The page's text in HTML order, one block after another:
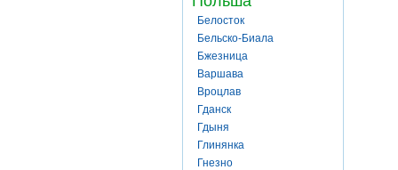
Белосток
Бельско-Биала
Бжезница
Варшава
Вроцлав
Гданск
Гдыня
Глинянка
Гнезно